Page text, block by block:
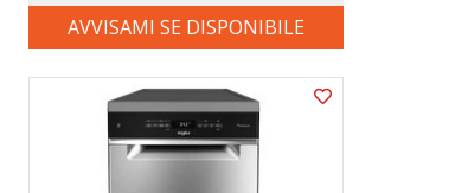
AVVISAMI SE DISPONIBILE